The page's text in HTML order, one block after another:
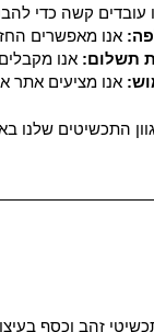
עובדים קשה כדי
אנו מאפשרים
תשלום: אנו
אנו מציעים אתר
התכשיטים שלנו
זהב וכסף